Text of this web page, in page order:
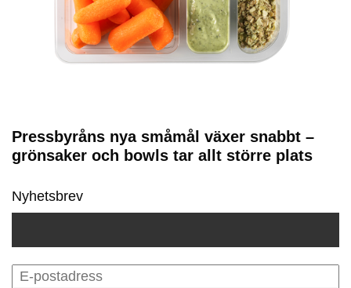
Pressbyråns nya småmål växer snabbt –
grönsaker och bowls tar allt större plats
Nyhetsbrev